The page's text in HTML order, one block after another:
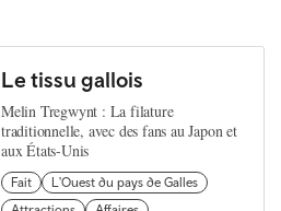
Le tissu gallois
Melin Tregwynt : La filature
traditionnelle, avec des fans au Japon et
aux États-Unis
Fait
L'Ouest du pays de Galles